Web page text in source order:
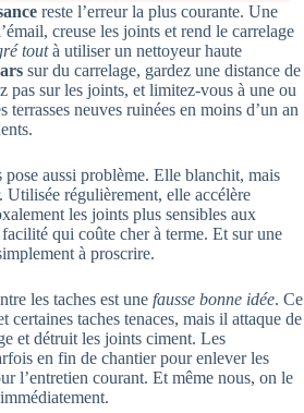
reste l’erreur la plus courante. Une
creuse les joints et rend le carrelage
toutà utiliser un nettoyeur haute
sur du carrelage, gardez une distance de
pas sur les joints, et limitez-vous à une ou
terrasses neuves ruinées en moins d’un an
pose aussi problème. Elle blanchit, mais
régulièrement, elle accélère
les joints plus sensibles aux
qui coûte cher à terme. Et sur une
à proscrire.
les taches est une fausse bonne idée. Ce
certaines taches tenaces, mais il attaque de
et détruit les joints ciment. Les
en fin de chantier pour enlever les
l’entretien courant. Et même nous, on le